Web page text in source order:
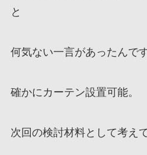
と
何気ない一言があったんです
確かにカーテン設置可能。
次回の検討材料として考え